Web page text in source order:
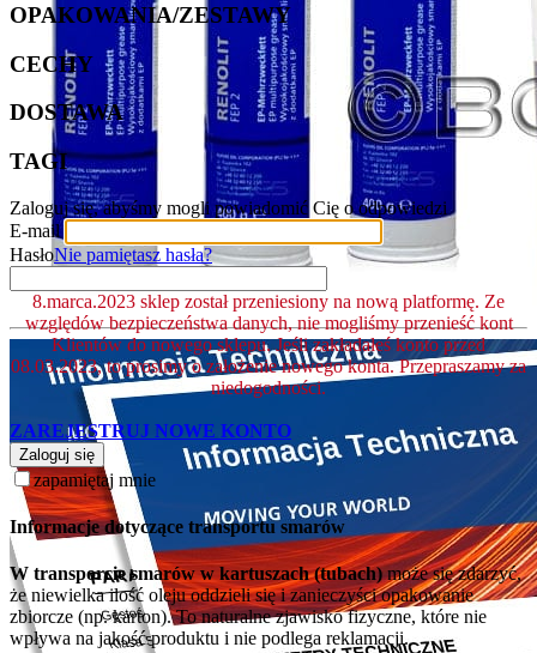
OPAKOWANIA/ZESTAWY
CECHY
DOSTAWA
TAGI
Zaloguj się, abyśmy mogli powiadomić Cię o odpowiedzi
E-mail
HasłoNie pamiętasz hasła?
8.marca.2023 sklep został przeniesiony na nową platformę. Ze
względów bezpieczeństwa danych, nie mogliśmy przenieść kont
Klientów do nowego sklepu. Jeśli zakładałeś konto przed
08.03.2023, to prosimy o założenie nowego konta. Przepraszamy za
niedogodności.
ZAREJESTRUJ NOWE KONTO
Zaloguj się
zapamiętaj mnie
Informacje dotyczące transportu smarów
W transporcie smarów w kartuszach (tubach)może się zdarzyć,
że niewielka ilość oleju oddzieli się i zanieczyści opakowanie
zbiorcze (np. karton). To naturalne zjawisko fizyczne, które nie
wpływa na jakość produktu i nie podlega reklamacji.